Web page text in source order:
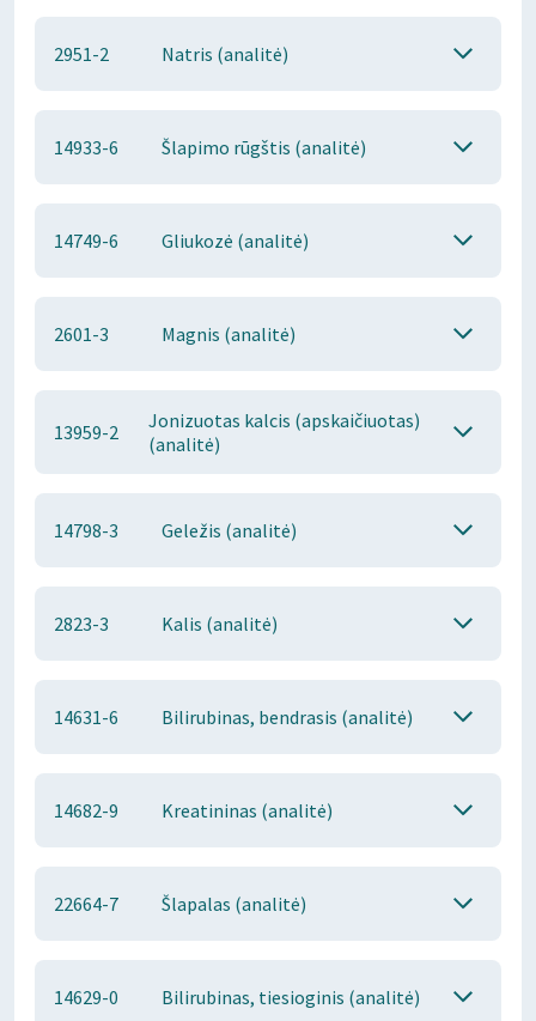
2951-2 Natris (analitė)
14933-6 Šlapimo rūgštis (analitė)
14749-6 Gliukozė (analitė)
2601-3 Magnis (analitė)
13959-2
Jonizuotas kalcis (apskaičiuotas)
(analitė)
14798-3 Geležis (analitė)
2823-3 Kalis (analitė)
14631-6 Bilirubinas, bendrasis (analitė)
14682-9 Kreatininas (analitė)
22664-7 Šlapalas (analitė)
14629-0 Bilirubinas, tiesioginis (analitė)